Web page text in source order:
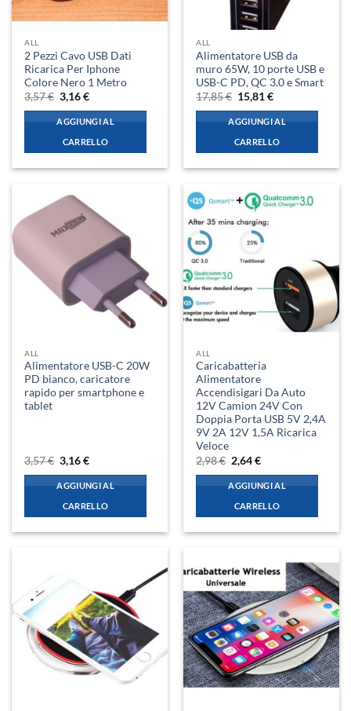
ALL
2 Pezzi Cavo USB Dati
Ricarica Per Iphone
Colore Nero 1 Metro
3,57€ Il
prezzo
originale
era:
3,57 €.
3,16€Il
attuale
è:
3,16 €.
AGGIUNGI AL
CARRELLO
ALL
Alimentatore USB da
muro 65W, 10 porte USB e
USB-C PD, QC 3.0 e Smart
17,85€ Il
prezzo
originale
era:
17,85 €.
15,81€Il
attuale
è:
15,81 €.
AGGIUNGI AL
CARRELLO
ALL
Alimentatore USB-C 20W
PD bianco, caricatore
rapido per smartphone e
tablet
3,57€ Il
prezzo
originale
era:
3,57 €.
3,16€Il
attuale
è:
3,16 €.
AGGIUNGI AL
CARRELLO
ALL
Caricabatteria
Alimentatore
Accendisigari Da Auto
12V Camion 24V Con
Doppia Porta USB 5V 2,4A
9V 2A 12V 1,5A Ricarica
Veloce
2,98€ Il
prezzo
originale
era:
2,98 €.
2,64€Il
attuale
è:
2,64 €.
AGGIUNGI AL
CARRELLO